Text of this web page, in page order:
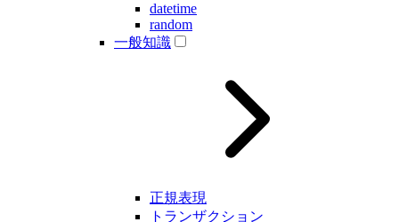
datetime
random
一般知識
正規表現
トランザクション